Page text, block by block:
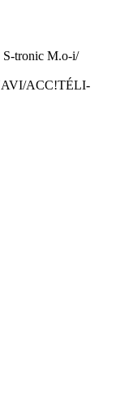
S-tronic M.o-i/
ACC!TÉLI-